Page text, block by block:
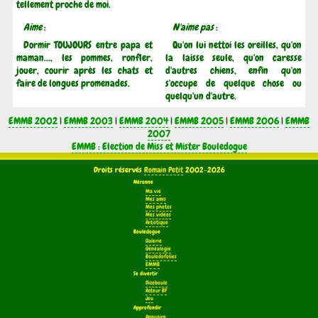
tellement proche de moi.
Aime:
Dormir TOUJOURS entre papa et
maman..., les pommes, ronfler,
jouer, courir après les chats et
faire de longues promenades.
N'aime pas:
Qu'on lui nettoi les oreilles, qu'on
la laisse seule, qu'on caresse
d'autres chiens, enfin qu'on
s'occupe de quelque chose ou
quelqu'un d'autre.
EMMB 2002|EMMB 2003|EMMB 2004|EMMB 2005|EMMB 2006|EMMB
2007
EMMB : Election de Miss et Mister Bouledogue
Droits réservés Romain Petit2002-2026
Néronne
Ma vie
Mes amis
Mes photos
Mes vidéos
Artistique
Bouledogue
Galerie
Généalogie
Bouledofolies
EMMB
Se divertir
Dicoboule
Acteur BF
Jeu
Approfondir